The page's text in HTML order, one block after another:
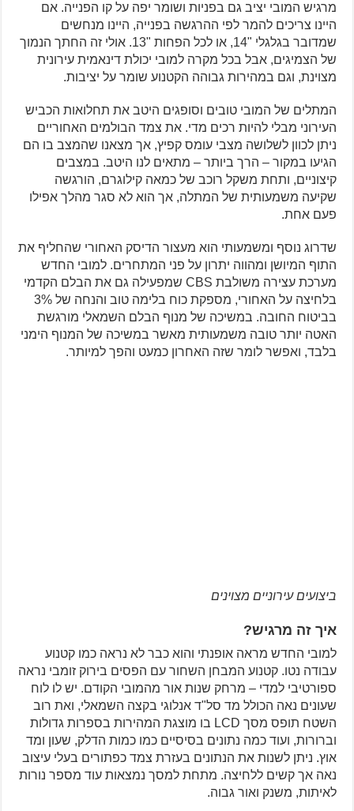
מרגיש המובי יציב גם בפניות ושומר יפה על קו הפנייה. אם
היינו צריכים להמר לפי ההרגשה בפנייה, היינו מנחשים
שמדובר בגלגלי "14, או לכל הפחות "13. אולי זה החתך הנמוך
של הצמיגים, אבל בכל מקרה למובי יכולת דינאמית עירונית
מצוינת, וגם במהירות גבוהה הקטנוע שומר על יציבות.
המתלים של המובי טובים וסופגים היטב את תחלואות הכביש
העירוני מבלי להיות רכים מדי. את צמד הבולמים האחוריים
ניתן לכוון לשלושה מצבי עומס קפיץ, אך מצאנו שהמצב בו הם
הגיעו במקור – הרך ביותר – מתאים לנו היטב. במצבים
קיצוניים, ותחת משקל רוכב של כמאה קילוגרם, הורגשה
שקיעה משמעותית של המתלה, אך הוא לא סגר מהלך אפילו
פעם אחת.
שדרוג נוסף ומשמעותי הוא מעצור הדיסק האחורי שהחליף את
התוף המיושן ומהווה יתרון על פני המתחרים. למובי החדש
מערכת עצירה משולבת CBS שמפעילה גם את הבלם הקדמי
בלחיצה על האחורי, מספקת כוח בלימה טוב והנחה של 3%
בביטוח החובה. במשיכה של מנוף הבלם השמאלי מורגשת
האטה יותר טובה משמעותית מאשר במשיכה של המנוף הימני
בלבד, ואפשר לומר שזה האחרון כמעט והפך למיותר.
ביצועים עירוניים מצוינים
איך זה מרגיש?
למובי החדש מראה אופנתי והוא כבר לא נראה כמו קטנוע
עבודה נטו. קטנוע המבחן השחור עם הפסים בירוק זומבי נראה
ספורטיבי למדי – מרחק שנות אור מהמובי הקודם. יש לו לוח
שעונים נאה הכולל מד סל"ד אנלוגי בקצה השמאלי, ואת רוב
השטח תופס מסך LCD בו מוצגת המהירות בספרות גדולות
וברורות, ועוד כמה נתונים בסיסיים כמו כמות הדלק, שעון ומד
אוץ. ניתן לשנות את הנתונים בעזרת צמד כפתורים בעלי עיצוב
נאה אך קשים ללחיצה. מתחת למסך נמצאות עוד מספר נורות
לאיתות, משנק ואור גבוה.